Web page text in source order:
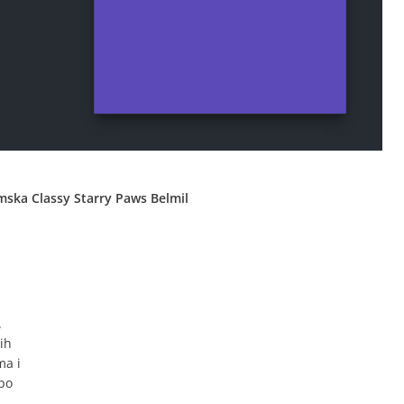
Classy Starry Paws Belmil
i